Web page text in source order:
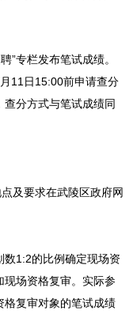
”专栏发布笔试成绩。
11日15:00前申请查分
查分方式与笔试成绩同
及要求在武陵区政府网
1:2的比例确定现场资
场资格复审。实际参
格复审对象的笔试成绩